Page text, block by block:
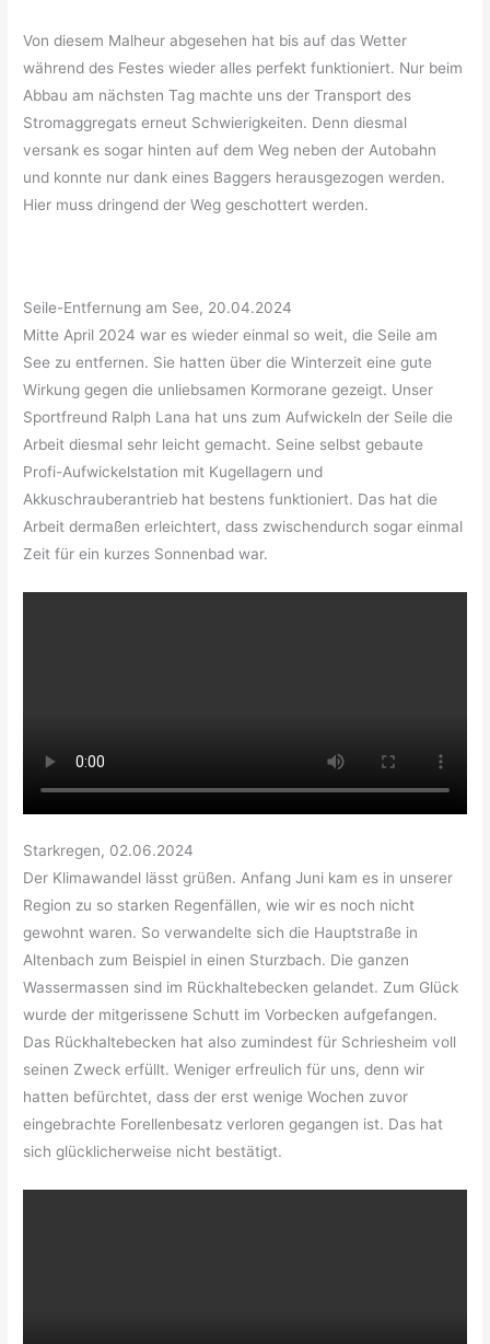
Von diesem Malheur abgesehen hat bis auf das Wetter
während des Festes wieder alles perfekt funktioniert. Nur beim
Abbau am nächsten Tag machte uns der Transport des
Stromaggregats erneut Schwierigkeiten. Denn diesmal
versank es sogar hinten auf dem Weg neben der Autobahn
und konnte nur dank eines Baggers herausgezogen werden.
Hier muss dringend der Weg geschottert werden.
Seile-Entfernung am See, 20.04.2024
Mitte April 2024 war es wieder einmal so weit, die Seile am
See zu entfernen. Sie hatten über die Winterzeit eine gute
Wirkung gegen die unliebsamen Kormorane gezeigt. Unser
Sportfreund Ralph Lana hat uns zum Aufwickeln der Seile die
Arbeit diesmal sehr leicht gemacht. Seine selbst gebaute
Profi-Aufwickelstation mit Kugellagern und
Akkuschrauberantrieb hat bestens funktioniert. Das hat die
Arbeit dermaßen erleichtert, dass zwischendurch sogar einmal
Zeit für ein kurzes Sonnenbad war.
Starkregen, 02.06.2024
Der Klimawandel lässt grüßen. Anfang Juni kam es in unserer
Region zu so starken Regenfällen, wie wir es noch nicht
gewohnt waren. So verwandelte sich die Hauptstraße in
Altenbach zum Beispiel in einen Sturzbach. Die ganzen
Wassermassen sind im Rückhaltebecken gelandet. Zum Glück
wurde der mitgerissene Schutt im Vorbecken aufgefangen.
Das Rückhaltebecken hat also zumindest für Schriesheim voll
seinen Zweck erfüllt. Weniger erfreulich für uns, denn wir
hatten befürchtet, dass der erst wenige Wochen zuvor
eingebrachte Forellenbesatz verloren gegangen ist. Das hat
sich glücklicherweise nicht bestätigt.